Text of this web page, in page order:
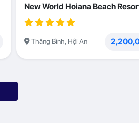
New World Hoiana Beach
Thăng Bình, Hội An